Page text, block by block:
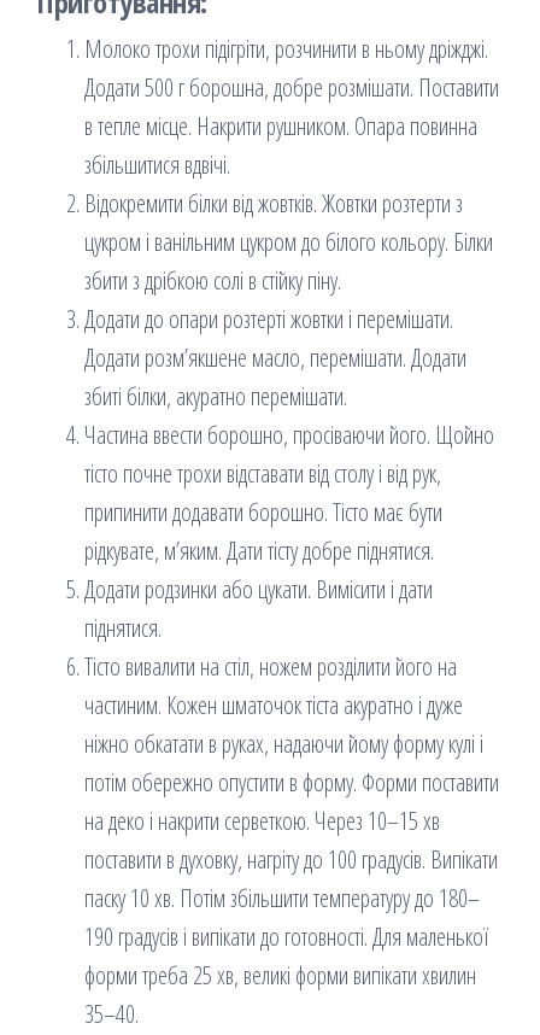
Молоко трохи підігріти, розчинити в ньому дріжджі.
Додати 500 г борошна, добре розмішати. Поставити
в тепле місце. Накрити рушником. Опара повинна
збільшитися вдвічі.
Відокремити білки від жовтків. Жовтки розтерти з
цукром і ванільним цукром до білого кольору. Білки
збити з дрібкою солі в стійку піну.
Додати до опари розтерті жовтки і перемішати.
Додати розм’якшене масло, перемішати. Додати
збиті білки, акуратно перемішати.
Частина ввести борошно, просіваючи його. Щойно
тісто почне трохи відставати від столу і від рук,
припинити додавати борошно. Тісто має бути
рідкувате, м’яким. Дати тісту добре піднятися.
Додати родзинки або цукати. Вимісити і дати
піднятися.
Тісто вивалити на стіл, ножем розділити його на
частиним. Кожен шматочок тіста акуратно і дуже
ніжно обкатати в руках, надаючи йому форму кулі і
потім обережно опустити в форму. Форми поставити
на деко і накрити серветкою. Через 10–15 хв
поставити в духовку, нагріту до 100 градусів. Випікати
паску 10 хв. Потім збільшити температуру до 180–
190 градусів і випікати до готовності. Для маленької
форми треба 25 хв, великі форми випікати хвилин
35–40.